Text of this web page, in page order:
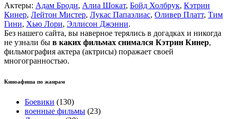
Актеры: Адам Броди, Алиа Шокат, Бойд Холбрук, Кэтрин
Кинер, Лейтон Мистер, Лукас Папаэлиас, Оливер Платт, Тим
Гини, Хью Лори, Эллисон Джэнни.
Без нашего сайта, вы наверное терялись в догадках и никогда
не узнали бы в каких фильмах снимался Кэтрин Кинер,
фильмография актера (актрисы) поражает своей
многогранностью.
Киноафиша по жанрам
Боевики (130)
военные фильмы (23)